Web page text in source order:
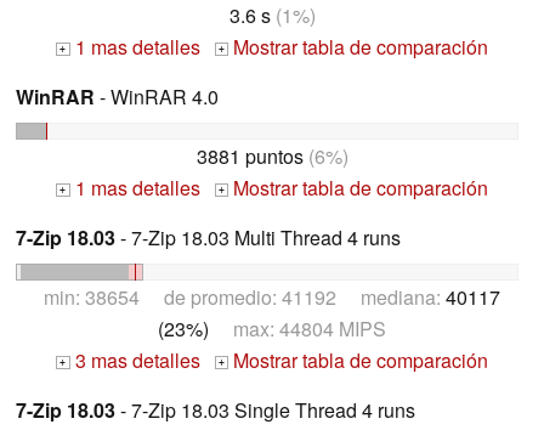
3.6 s(1%)
+ 1 mas detalles +
Mostrar tabla de comparación
WinRAR - WinRAR 4.0
3881 puntos(6%)
+ 1 mas detalles +
Mostrar tabla de comparación
7-Zip 18.03- 7-Zip 18.03 Multi Thread 4 runs
min: 38654 de promedio: 41192 mediana: 40117
(23%) max: 44804 MIPS
+ 3 mas detalles +
Mostrar tabla de comparación
7-Zip 18.03- 7-Zip 18.03 Single Thread 4 runs